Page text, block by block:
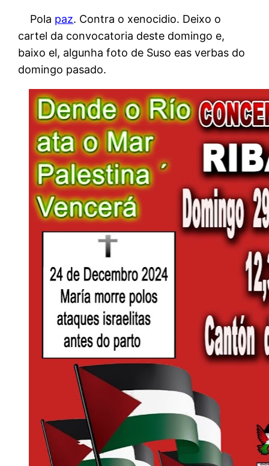
Pola paz. Contra o xenocidio. Deixo o
cartel da convocatoria deste domingo e,
baixo el, algunha foto de Suso eas verbas do
domingo pasado.